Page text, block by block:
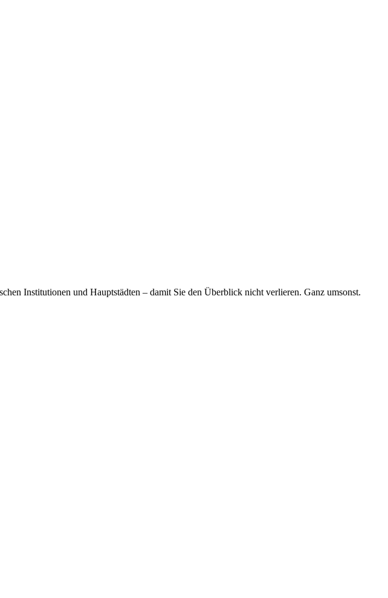
Institutionen und Hauptstädten – damit Sie den Überblick nicht verlieren. Ganz umsonst.